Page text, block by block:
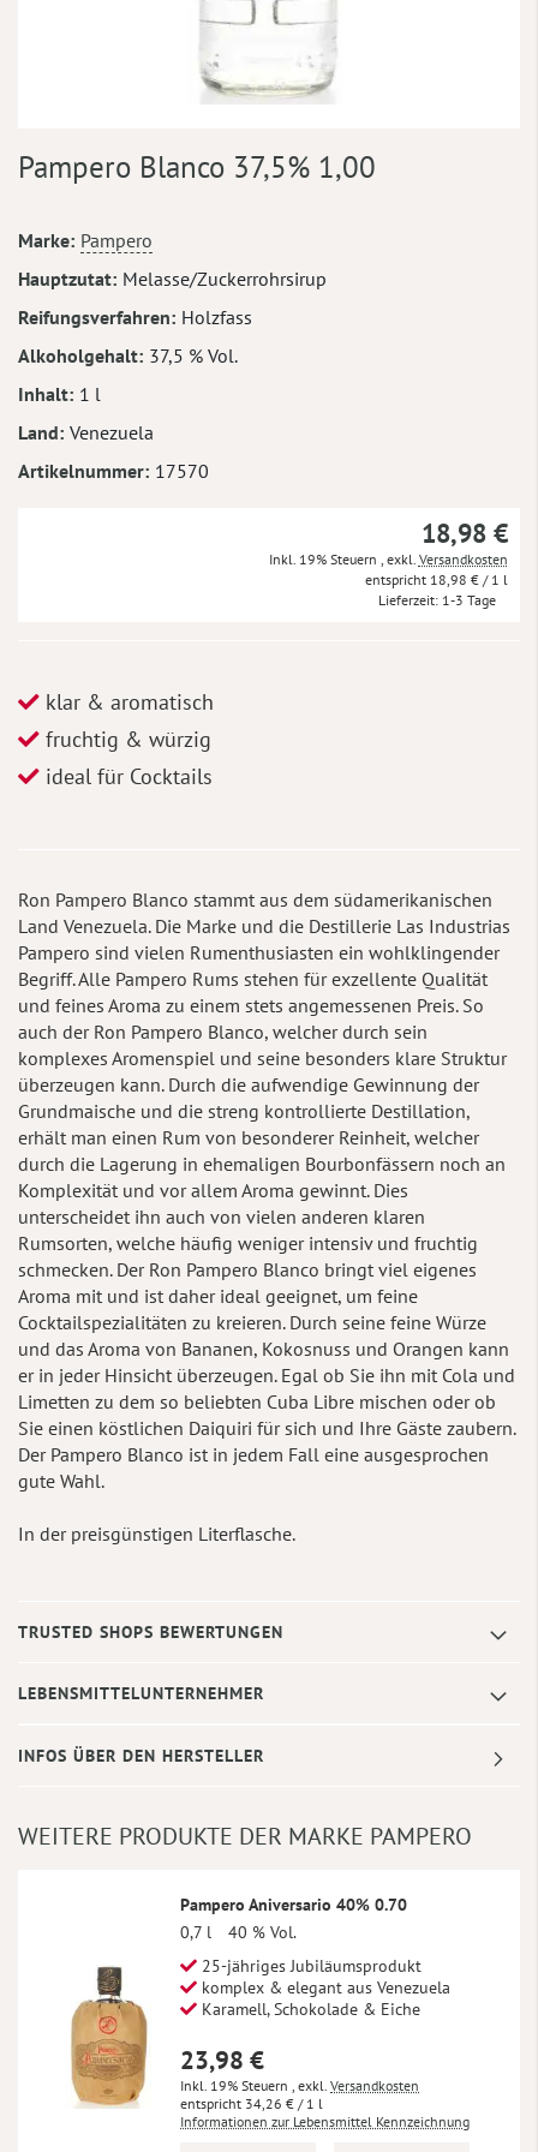
Anfang
springen
Pampero Blanco 37,5% 1,00
Mehr
Informationen
Marke Pampero
Hauptzutat Melasse/Zuckerrohrsirup
Reifungsverfahren Holzfass
Alkoholgehalt 37,5 % Vol.
Inhalt 1 l
Land Venezuela
Artikelnummer 17570
18,98 €
Inkl. 19% Steuern exkl. Versandkosten
18,98 € / 1 l
Lieferzeit 1-3 Tage
klar & aromatisch
fruchtig & würzig
ideal für Cocktails
Ron Pampero Blanco stammt aus dem südamerikanischen
Land Venezuela. Die Marke und die Destillerie Las Industrias
Pampero sind vielen Rumenthusiasten ein wohlklingender
Begriff. Alle Pampero Rums stehen für exzellente Qualität
und feines Aroma zu einem stets angemessenen Preis. So
auch der Ron Pampero Blanco, welcher durch sein
komplexes Aromenspiel und seine besonders klare Struktur
überzeugen kann. Durch die aufwendige Gewinnung der
Grundmaische und die streng kontrollierte Destillation,
erhält man einen Rum von besonderer Reinheit, welcher
durch die Lagerung in ehemaligen Bourbonfässern noch an
Komplexität und vor allem Aroma gewinnt. Dies
unterscheidet ihn auch von vielen anderen klaren
Rumsorten, welche häufig weniger intensiv und fruchtig
schmecken. Der Ron Pampero Blanco bringt viel eigenes
Aroma mit und ist daher ideal geeignet, um feine
Cocktailspezialitäten zu kreieren. Durch seine feine Würze
und das Aroma von Bananen, Kokosnuss und Orangen kann
er in jeder Hinsicht überzeugen. Egal ob Sie ihn mit Cola und
Limetten zu dem so beliebten Cuba Libre mischen oder ob
Sie einen köstlichen Daiquiri für sich und Ihre Gäste zaubern.
Der Pampero Blanco ist in jedem Fall eine ausgesprochen
gute Wahl.
In der preisgünstigen Literflasche.
TRUSTED SHOPS BEWERTUNGEN
LEBENSMITTELUNTERNEHMER
INFOS ÜBER DEN HERSTELLER
WEITERE PRODUKTE DER MARKE PAMPERO
Pampero Aniversario 40% 0.70
0,7 l
40 % Vol.
25-jähriges Jubiläumsprodukt
komplex & elegant aus Venezuela
Karamell, Schokolade & Eiche
23,98 €
Inkl. 19% Steuern , exkl. Versandkosten
34,26 € / 1 l
Informationen zur Lebensmittel Kennzeichnung